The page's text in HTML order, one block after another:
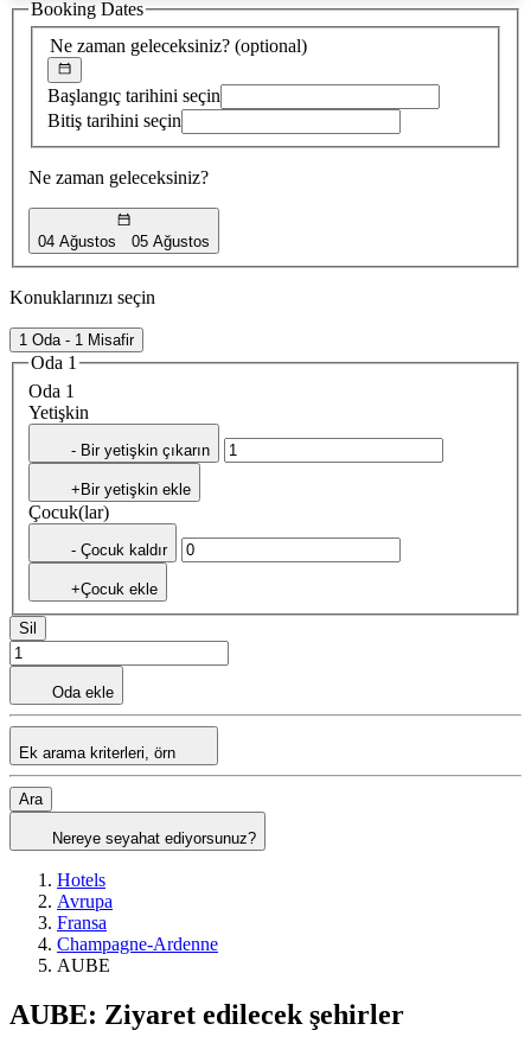
bulundu
Ne zaman geleceksiniz? (optional)
Başlangıç tarihini seçin
Bitiş tarihini seçin
Ne zaman geleceksiniz?
04 Ağustos 05 Ağustos
Booking Dates
Konuklarınızı seçin
1 Oda - 1 Misafir
Oda 1
Oda 1
Yetişkin
- Bir yetişkin çıkarın
+Bir yetişkin ekle
Çocuk(lar)
- Çocuk kaldır
+Çocuk ekle
Sil
Oda ekle
Ek arama kriterleri, örn
Ara
Nereye seyahat ediyorsunuz?
Hotels
Avrupa
Fransa
Champagne-Ardenne
AUBE
AUBE: Ziyaret edilecek şehirler